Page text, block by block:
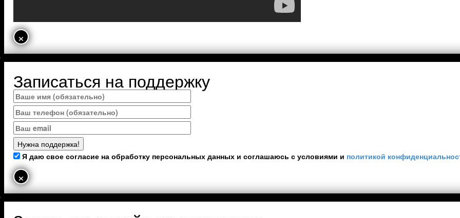
×
Записаться на поддержку
Я даю свое согласие на обработку персональных данных и соглашаюсь с условиями и политикой
×